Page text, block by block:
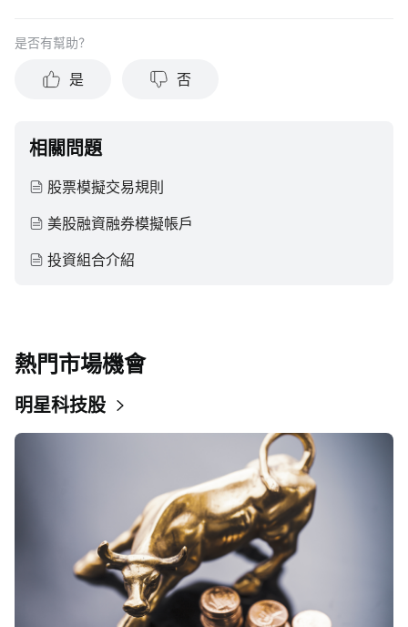
結果。投資涉及風險和損失本金的可能性。moomoo對上述內
任何陳述或保證。
是否有幫助？
是 否
相關問題
股票模擬交易規則
美股融資融券模擬帳戶
投資組合介紹
熱門市場機會
明星科技股